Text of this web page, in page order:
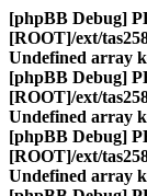
[phpBB Debug]
[ROOT]/ext/
Undefined array
[phpBB Debug]
[ROOT]/ext/
Undefined array
[phpBB Debug]
[ROOT]/ext/
Undefined array